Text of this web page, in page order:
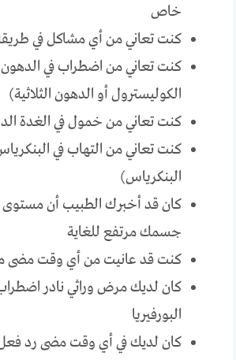
خاص
كنت تعاني من أي مشاكل في
كنت تعاني من اضطراب في الدهون
الكوليسترول أو الدهون الثلاثية)
كنت تعاني من خمول في الغدة
كنت تعاني من التهاب في
البنكرياس)
كان قد أخبرك الطبيب أن مستوى
جسمك مرتفع للغاية
كنت قد عانيت من أي وقت مضى
كان لديك مرض وراثي نادر
البورفيريا
كان لديك في أي وقت مضى رد